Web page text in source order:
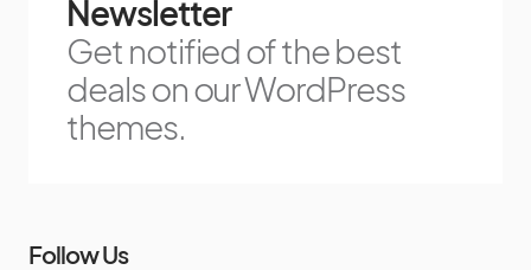
Newsletter
Get notified of the best
deals on our WordPress
themes.
Follow Us